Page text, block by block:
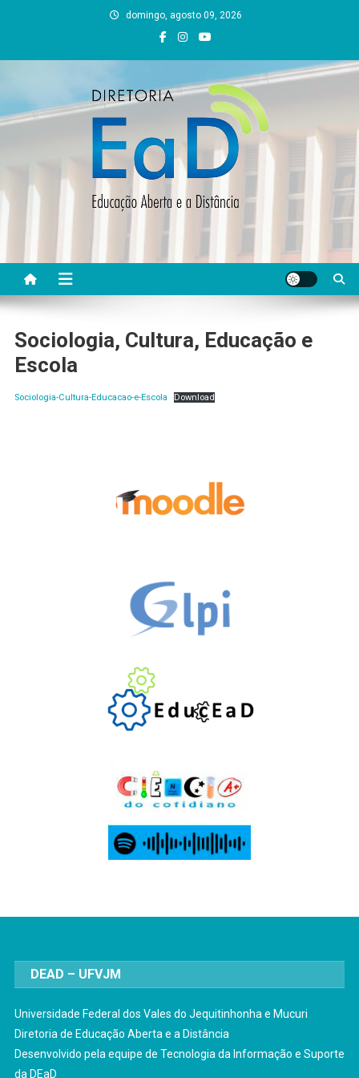
domingo, agosto 09, 2026
DEAD UFVJM
Sociologia, Cultura, Educação e
Escola
Sociologia-Cultura-Educacao-e-Escola Download
DEAD – UFVJM
Universidade Federal dos Vales do Jequitinhonha e Mucuri
Diretoria de Educação Aberta e a Distância
Desenvolvido pela equipe de Tecnologia da Informação e Suporte
da DEaD